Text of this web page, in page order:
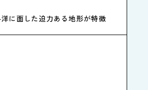
に面した迫力ある地形が特徴